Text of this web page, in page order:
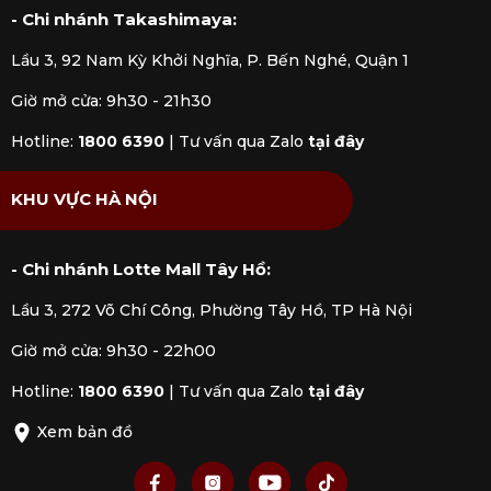
an toàn và chính xác hơn.
để tạo họa tiết, xếp đặt thực phẩm
nghệ thuật trên đĩa, làm tăng thêm sự
- Chi nhánh Takashimaya:
Lầu 3, 92 Nam Kỳ Khởi Nghĩa, P. Bến Nghé, Quận 1
Giờ mở cửa: 9h30 - 21h30
Hotline: 1800 6390 | Tư vấn qua Zalo tại đây
KHU VỰC HÀ NỘI
- Chi nhánh Lotte Mall Tây Hồ:
Lầu 3, 272 Võ Chí Công, Phường Tây Hồ, TP Hà Nội
Giờ mở cửa: 9h30 - 22h00
Hotline: 1800 6390 | Tư vấn qua Zalo tại đây
Xem bản đồ